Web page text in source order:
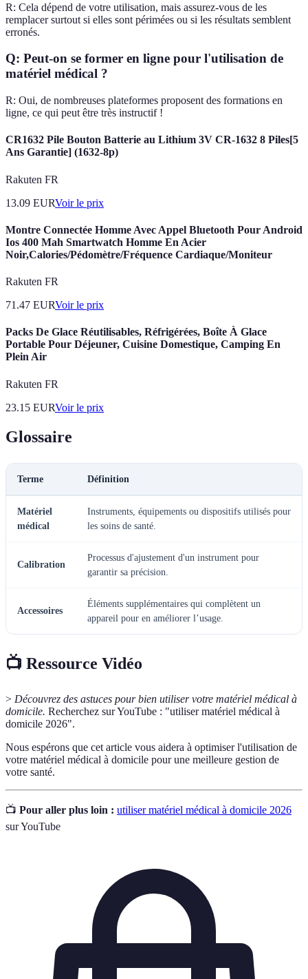
R: Cela dépend de votre utilisation, mais assurez-vous de les
remplacer surtout si elles sont périmées ou si les résultats semblent
erronés.
Q: Peut-on se former en ligne pour l'utilisation de
matériel médical ?
R: Oui, de nombreuses plateformes proposent des formations en
ligne, ce qui peut être très instructif !
CR1632 Pile Bouton Batterie au Lithium 3V CR-1632 8 Piles[5
Ans Garantie] (1632-8p)
Rakuten FR
13.09 EURVoir le prix
Montre Connectée Homme Avec Appel Bluetooth Pour Android
Ios 400 Mah Smartwatch Homme En Acier
Noir,Calories/Pédomètre/Fréquence Cardiaque/Moniteur
Rakuten FR
71.47 EURVoir le prix
Packs De Glace Réutilisables, Réfrigérées, Boîte À Glace
Portable Pour Déjeuner, Cuisine Domestique, Camping En
Plein Air
Rakuten FR
23.15 EURVoir le prix
Glossaire
Terme Définition
Matériel
médical
Instruments, équipements ou dispositifs utilisés pour
les soins de santé.
Calibration
Processus d'ajustement d'un instrument pour
garantir sa précision.
Accessoires
Éléments supplémentaires qui complètent un
appareil pour en améliorer l’usage.
📺 Ressource Vidéo
> Découvrez des astuces pour bien utiliser votre matériel médical à
domicile. Recherchez sur YouTube : "utiliser matériel médical à
domicile 2026".
Nous espérons que cet article vous aidera à optimiser l'utilisation de
votre matériel médical à domicile pour une meilleure gestion de
votre santé.
📺 Pour aller plus loin : utiliser matériel médical à domicile 2026
sur YouTube